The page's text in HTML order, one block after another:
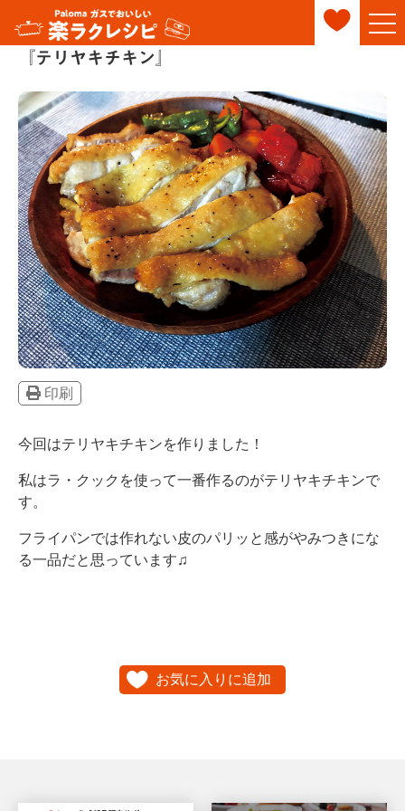
『テリヤキチキン』
印刷
今回はテリヤキチキンを作りました！
私はラ・クックを使って一番作るのがテリヤキチキンで
す。
フライパンでは作れない皮のパリッと感がやみつきにな
る一品だと思っています♫
お気に入りに追加